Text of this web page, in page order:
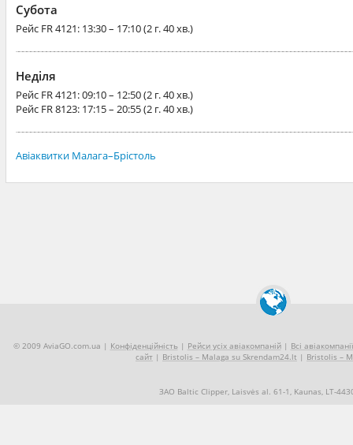
Субота
Рейс FR 4121: 13:30 – 17:10 (2 г. 40 хв.)
Неділя
Рейс FR 4121: 09:10 – 12:50 (2 г. 40 хв.)
Рейс FR 8123: 17:15 – 20:55 (2 г. 40 хв.)
Авіаквитки Малага–Брістоль
© 2009 AviaGO.com.ua | Конфіденційність| Рейси усіх авіакомпаній| Всі авіакомпанії
сайт | Bristolis – Malaga su Skrendam24.lt | Bristolis –
ЗАО Baltic Clipper, Laisvės al. 61-1, Kaunas, LT-